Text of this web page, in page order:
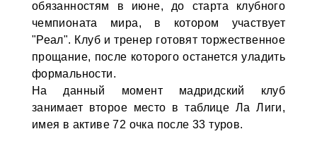
обязанностям в июне, до старта клубного
чемпионата мира, в котором участвует
"Реал". Клуб и тренер готовят торжественное
прощание, после которого останется уладить
формальности.
На данный момент мадридский клуб
занимает второе место в таблице Ла Лиги,
имея в активе 72 очка после 33 туров.